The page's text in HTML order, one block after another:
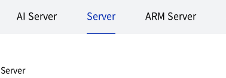
AI Server Server ARM Server
Server